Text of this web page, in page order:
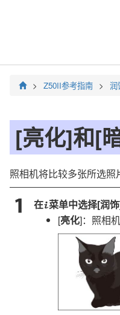
Z50II参考指南 润
[亮化]和[
照相机将比较多张所选照
在i菜单中选择[润饰
[亮化]：照相